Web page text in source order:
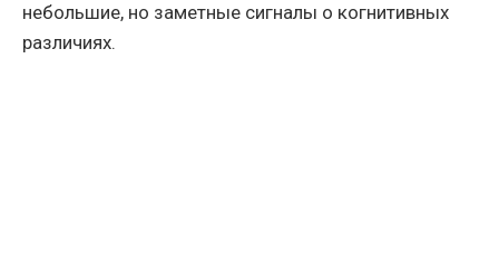
небольшие, но заметные сигналы о когнитивных
различиях.